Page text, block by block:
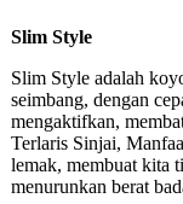
Slim Style
Slim Style adalah
seimbang, dengan
mengaktifkan,
Terlaris Sinjai,
lemak, membuat kita
menurunkan berat